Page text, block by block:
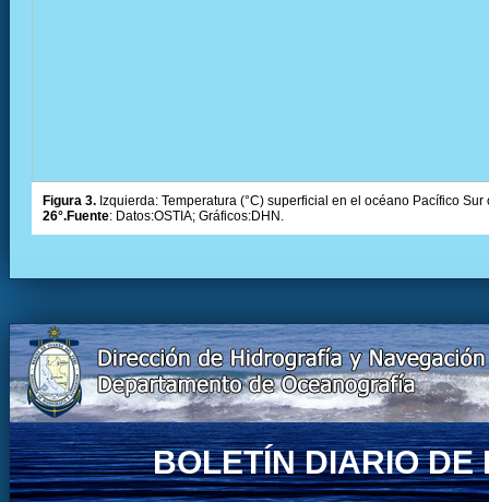
Figura 3. Izquierda: Temperatura (°C) superficial en el océano Pacífico
26°.Fuente: Datos:OSTIA; Gráficos:DHN.
BOLETÍN DIARIO DE